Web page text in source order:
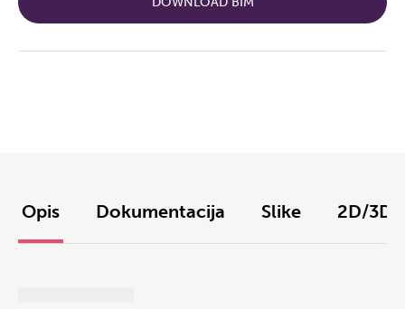
Opis Dokumentacija Slike 2D/3D